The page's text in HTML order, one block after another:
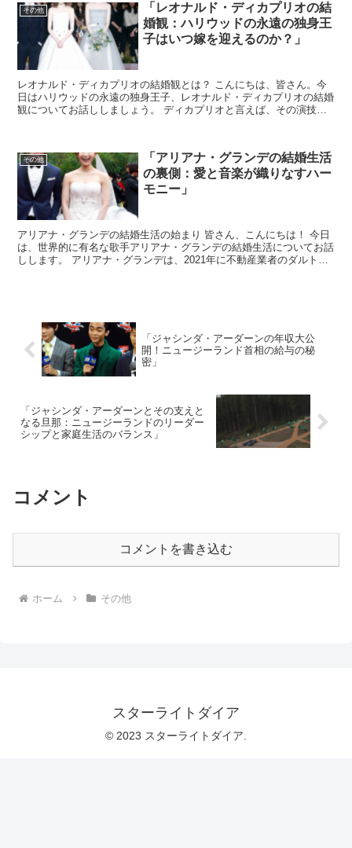
その他
「レオナルド・ディカプリオの結
婚観：ハリウッドの永遠の独身王
子はいつ嫁を迎えるのか？」
レオナルド・ディカプリオの結婚観とは？ こんにちは、皆さん。今
日はハリウッドの永遠の独身王子、レオナルド・ディカプリオの結婚
観についてお話ししましょう。 ディカプリオと言えば、その演技力
その他
「アリアナ・グランデの結婚生活
の裏側：愛と音楽が織りなすハー
モニー」
アリアナ・グランデの結婚生活の始まり 皆さん、こんにちは！ 今日
は、世界的に有名な歌手アリアナ・グランデの結婚生活についてお話
しします。 アリアナ・グランデは、2021年に不動産業者のダルト
「ジャシンダ・アーダーンの年収大公
開！ニュージーランド首相の給与の秘
密」
「ジャシンダ・アーダーンとその支えと
なる旦那：ニュージーランドのリーダー
シップと家庭生活のバランス」
コメント
コメントを書き込む
ホーム その他
スターライトダイア
© 2023 スターライトダイア.